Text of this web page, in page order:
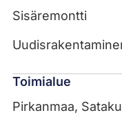
Sisäremontti
Toimialue
Pirkanmaa,